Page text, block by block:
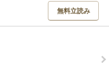
無料立読み